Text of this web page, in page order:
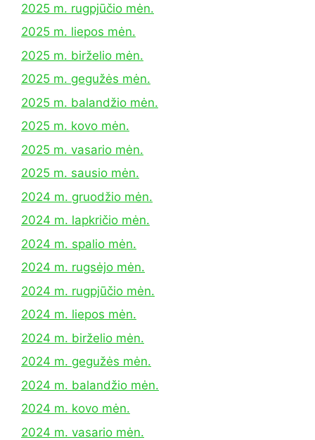
2025 m. rugpjūčio mėn.
2025 m. liepos mėn.
2025 m. birželio mėn.
2025 m. gegužės mėn.
2025 m. balandžio mėn.
2025 m. kovo mėn.
2025 m. vasario mėn.
2025 m. sausio mėn.
2024 m. gruodžio mėn.
2024 m. lapkričio mėn.
2024 m. spalio mėn.
2024 m. rugsėjo mėn.
2024 m. rugpjūčio mėn.
2024 m. liepos mėn.
2024 m. birželio mėn.
2024 m. gegužės mėn.
2024 m. balandžio mėn.
2024 m. kovo mėn.
2024 m. vasario mėn.